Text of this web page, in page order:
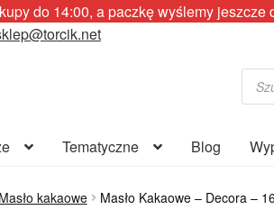
do 14:00, a paczkę wyślemy jeszcze
Tematyczne Blog
Masło kakaowe Masło Kakaowe – Decora –